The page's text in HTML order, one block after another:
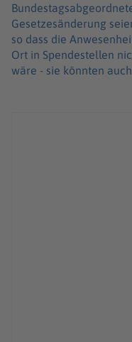
Gesetzesänderung
so dass die
Ort in Spendestellen
wäre - sie könnten